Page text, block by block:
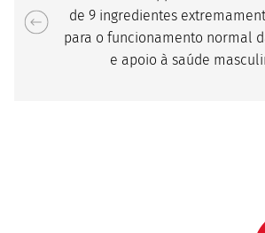
de 9 ingredientes
para o funcionamento normal
e apoio à saúde